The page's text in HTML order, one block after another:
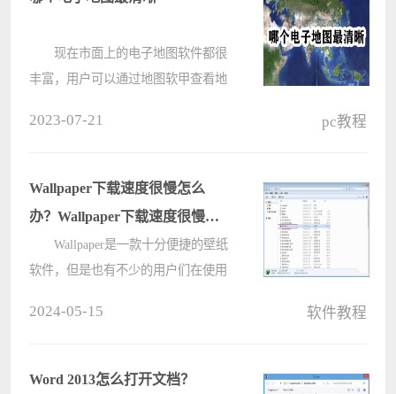
现在市面上的电子地图软件都很
丰富，用户可以通过地图软甲查看地
现周遭变化，本期小编整理了几款清
晰????
2023-07-21 pc教程
Wallpaper下载速度很慢怎么
办？Wallpaper下载速度很慢解
Wallpaper是一款十分便捷的壁纸
软件，但是也有不少的用户们在使用
Wallpaper下载速度很慢解析吧。
2024-05-15 软件教程
Word 2013怎么打开文档？